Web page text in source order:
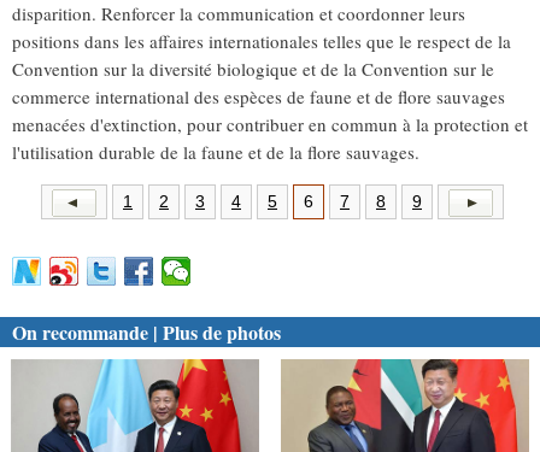
disparition. Renforcer la communication et coordonner leurs
positions dans les affaires internationales telles que le respect de la
Convention sur la diversité biologique et de la Convention sur le
commerce international des espèces de faune et de flore sauvages
menacées d'extinction, pour contribuer en commun à la protection et
l'utilisation durable de la faune et de la flore sauvages.
1 2 3 4 5 6 7 8 9
On recommande | Plus de photos